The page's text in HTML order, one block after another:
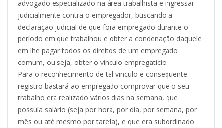
advogado especializado na área trabalhista e ingressar
judicialmente contra o empregador, buscando a
declaração judicial de que fora empregado durante o
período em que trabalhou e obter a condenação daquele
em lhe pagar todos os direitos de um empregado
comum, ou seja, obter o vinculo empregatício.
Para o reconhecimento de tal vinculo e consequente
registro bastará ao empregado comprovar que o seu
trabalho era realizado vários dias na semana, que
possuía salário (seja por hora, por dia, por semana, por
mês ou até mesmo por tarefa), e que era subordinado